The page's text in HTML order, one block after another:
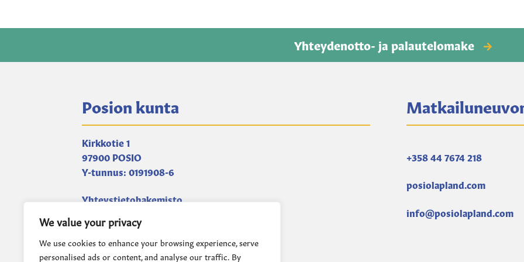
We value your privacy
We use cookies to enhance your browsing experience, serve
personalised ads or content, and analyse our traffic. By
Yhteydenotto- ja palautelomake
Posion kunta
Kirkkotie 1
97900 POSIO
Y-tunnus: 0191908-6
Yhteystietohakemisto
kirjaamo@posio.fi
+358 44 7674 218
posiolapland.com
info@posiolapland.com